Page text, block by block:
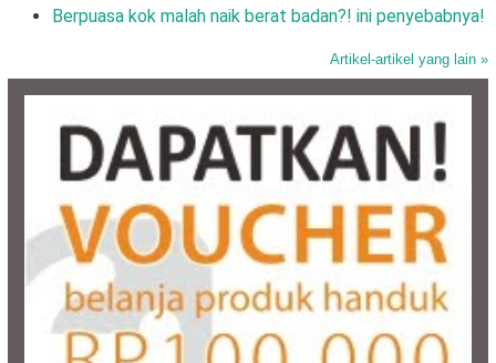
Berpuasa kok malah naik berat badan?! ini penyebabnya!
Artikel-artikel yang lain »